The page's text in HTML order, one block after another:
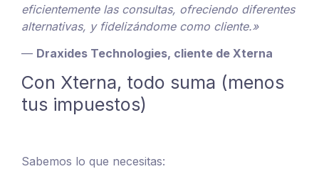
eficientemente las consultas, ofreciendo diferentes
alternativas, y fidelizándome como cliente.»
— Draxides Technologies, cliente de Xterna
Con Xterna, todo suma (menos
tus impuestos)
Sabemos lo que necesitas: